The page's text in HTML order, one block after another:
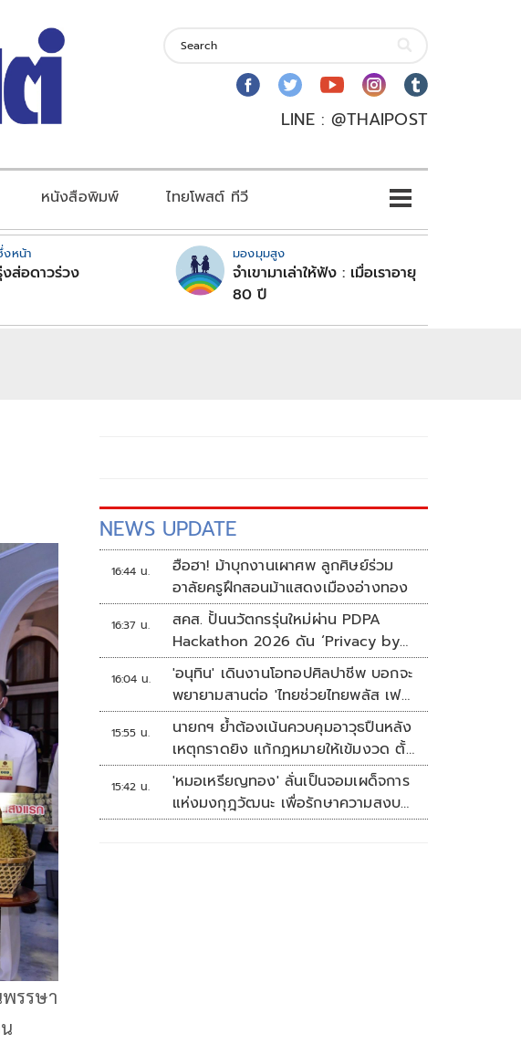
LINE : @THAIPOST
หนังสือพิมพ์ ไทยโพสต์ ทีวี
งหน้า
ส่อดาวร่วง
มองมุมสูง
จำเขามาเล่าให้ฟัง : เมื่อเราอายุ
80 ปี
รรษา
NEWS UPDATE
16:44 น.
ฮือฮา! ม้าบุกงานเผาศพ ลูกศิษย์ร่วม
อาลัยครูฝึกสอนม้าแสดงเมืองอ่างทอง
16:37 น.
สคส. ปั้นนวัตกรรุ่นใหม่ผ่าน PDPA
Hackathon 2026 ดัน ‘Privacy by
Design for all’ สู่โซลูชันคุ้มครอง
ข้อมูลส่วนบุคคลที่ใช้ได้จริง
16:04 น.
'อนุทิน' เดินงานโอทอปศิลปาชีพ บอกจะ
พยายามสานต่อ 'ไทยช่วยไทยพลัส เฟส
2'
15:55 น.
นายกฯ ย้ำต้องเน้นควบคุมอาวุธปืนหลัง
เหตุกราดยิง แก้กฎหมายให้เข้มงวด ตั้ง
ด่านตรวจเพิ่ม
15:42 น.
'หมอเหรียญทอง' ลั่นเป็นจอมเผด็จการ
แห่งมงกุฎวัฒนะ เพื่อรักษาความสงบ
ปลอดภัยภายในรพ.